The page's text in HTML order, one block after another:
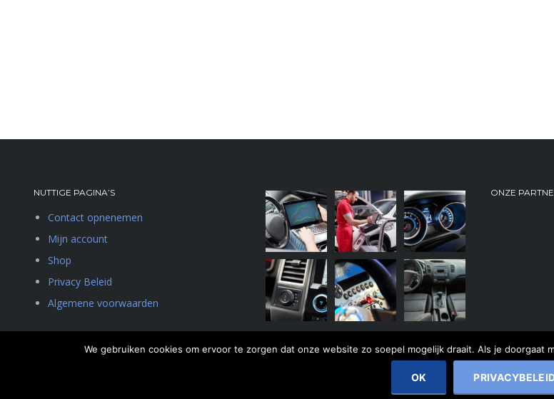
NUTTIGE PAGINA’S
Contact opnenemen
Mijn account
Shop
Privacy Beleid
Algemene voorwaarden
ONZE
WebThisSign Barneveld
We gebruiken cookies om ervoor te zorgen dat onze website zo soepel mogelijk draait. Als je
OK